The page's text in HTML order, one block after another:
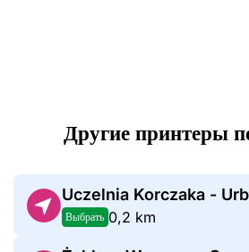
Другие принтеры
Uczelnia Korczaka -
Выбрать 0,2 km